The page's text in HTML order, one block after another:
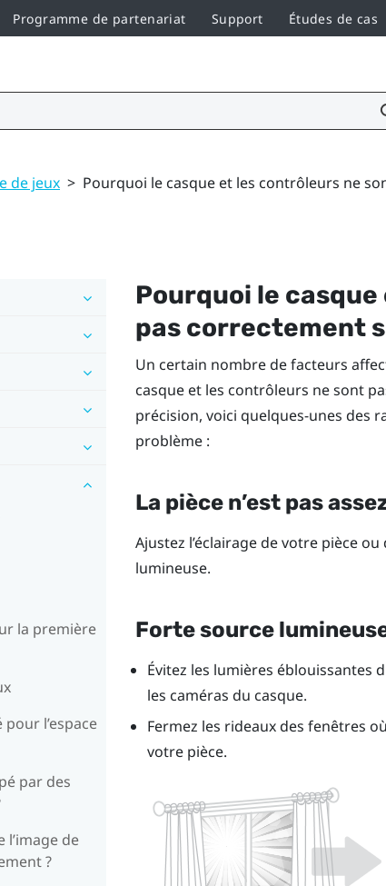
Programme de partenariat Support Études de cas
de jeux > Pourquoi le casque et les contrôleurs ne
la première
l’espace
par des
l’image de
?
Pourquoi le
pas correctement
Un certain nombre de facteurs
casque et les contrôleurs ne sont
précision, voici quelques-unes des
problème :
La pièce n’est pas
Ajustez l’éclairage de votre pièce
lumineuse.
Forte source
Évitez les lumières éblouissantes
les caméras du casque.
Fermez les rideaux des fenêtres
votre pièce.